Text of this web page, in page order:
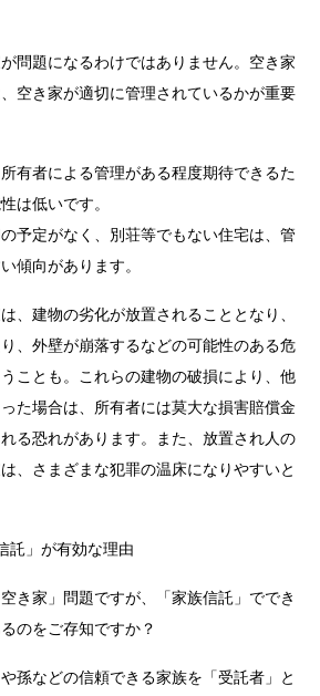
問題になるわけではありません。空き家
空き家が適切に管理されているかが重要
有者による管理がある程度期待できるた
は低いです。
予定がなく、別荘等でもない住宅は、管
傾向があります。
、建物の劣化が放置されることとなり、
、外壁が崩落するなどの可能性のある危
ことも。これらの建物の破損により、他
た場合は、所有者には莫大な損害賠償金
る恐れがあります。また、放置され人の
、さまざまな犯罪の温床になりやすいと
託」が有効な理由
き家」問題ですが、「家族信託」ででき
のをご存知ですか？
孫などの信頼できる家族を「受託者」と